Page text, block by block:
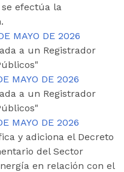
efectúa la
MAYO DE 2026
a un Registrador
MAYO DE 2026
a un Registrador
MAYO DE 2026
y adiciona el Decreto
del Sector
en relación con el